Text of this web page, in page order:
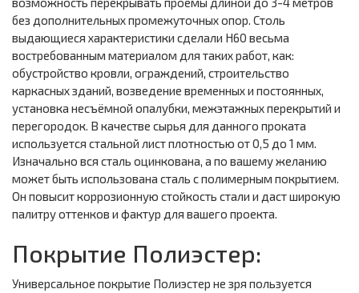
без дополнительных промежуточных опор. Столь
выдающиеся характеристики сделали Н60 весьма
востребованным материалом для таких работ, как:
обустройство кровли, ограждений, строительство
каркасных зданий, возведение временных и постоянных,
установка несъёмной опалубки, межэтажных перекрытий и
перегородок. В качестве сырья для данного проката
используется стальной лист плотностью от 0,5 до 1 мм.
Изначально вся сталь оцинкована, а по вашему желанию
может быть использована сталь с полимерным покрытием.
Он повысит коррозионную стойкость стали и даст широкую
палитру оттенков и фактур для вашего проекта.
Покрытие Полиэстер:
Универсальное покрытие Полиэстер не зря пользуется